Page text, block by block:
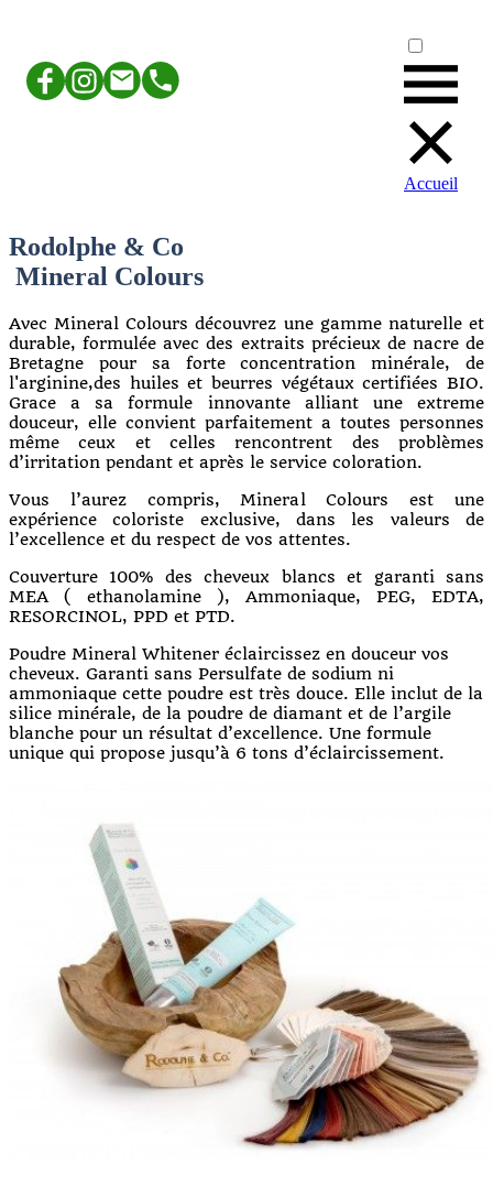
Accueil
Rodolphe & Co
Mineral Colours
Avec Mineral Colours découvrez une gamme naturelle et
durable, formulée avec des extraits précieux de nacre de
Bretagne pour sa forte concentration minérale, de
l'arginine,des huiles et beurres végétaux certifiées BIO.
Grace a sa formule innovante alliant une extreme
douceur, elle convient parfaitement a toutes personnes
même ceux et celles rencontrent des problèmes
d’irritation pendant et après le service coloration.
Vous l’aurez compris, Mineral Colours est une
expérience coloriste exclusive, dans les valeurs de
l’excellence et du respect de vos attentes.
Couverture 100% des cheveux blancs et garanti sans
MEA ( ethanolamine ), Ammoniaque, PEG, EDTA,
RESORCINOL, PPD et PTD.
Poudre Mineral Whitener éclaircissez en douceur vos
cheveux. Garanti sans Persulfate de sodium ni
ammoniaque cette poudre est très douce. Elle inclut de la
silice minérale, de la poudre de diamant et de l’argile
blanche pour un résultat d’excellence. Une formule
unique qui propose jusqu’à 6 tons d’éclaircissement.